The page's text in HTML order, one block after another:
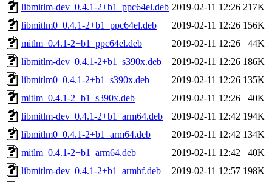
libmitlm-dev_0.4.1-2+b1_ppc64el.deb 2019-02-11 12:26 217K
libmitlm0_0.4.1-2+b1_ppc64el.deb
2019-02-11 12:26 156K
mitlm_0.4.1-2+b1_ppc64el.deb
2019-02-11 12:26
44K
libmitlm-dev_0.4.1-2+b1_s390x.deb
2019-02-11 12:26 186K
libmitlm0_0.4.1-2+b1_s390x.deb
2019-02-11 12:26 135K
mitlm_0.4.1-2+b1_s390x.deb
2019-02-11 12:26
40K
libmitlm-dev_0.4.1-2+b1_arm64.deb
2019-02-11 12:42 194K
libmitlm0_0.4.1-2+b1_arm64.deb
2019-02-11 12:42 134K
mitlm_0.4.1-2+b1_arm64.deb
2019-02-11 12:42
40K
libmitlm-dev_0.4.1-2+b1_armhf.deb
2019-02-11 12:57 198K